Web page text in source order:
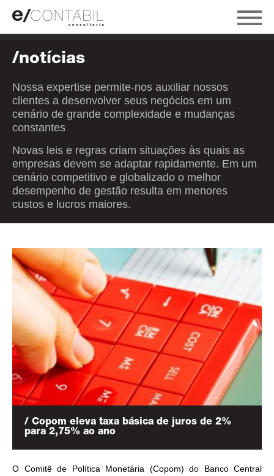
/notícias
Nossa expertise permite-nos auxiliar nossos
clientes a desenvolver seus negócios em um
cenário de grande complexidade e mudanças
constantes
Novas leis e regras criam situações às quais as
empresas devem se adaptar rapidamente. Em um
cenário competitivo e globalizado o melhor
desempenho de gestão resulta em menores
custos e lucros maiores.
/ Copom eleva taxa básica de juros de 2%
para 2,75% ao ano
O Comitê de Política Monetária (Copom) do Banco Central